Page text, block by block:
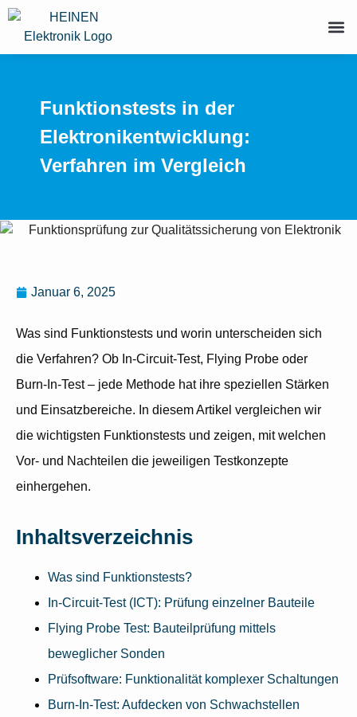
Funktionstests in der
Elektronikentwicklung:
Verfahren im Vergleich
Januar 6, 2025
Was sind Funktionstests und worin unterscheiden sich
die Verfahren? Ob In-Circuit-Test, Flying Probe oder
Burn-In-Test – jede Methode hat ihre speziellen Stärken
und Einsatzbereiche. In diesem Artikel vergleichen wir
die wichtigsten Funktionstests und zeigen, mit welchen
Vor- und Nachteilen die jeweiligen Testkonzepte
einhergehen.
Inhaltsverzeichnis
Was sind Funktionstests?
In-Circuit-Test (ICT): Prüfung einzelner Bauteile
Flying Probe Test: Bauteilprüfung mittels
beweglicher Sonden
Prüfsoftware: Funktionalität komplexer Schaltungen
Burn-In-Test: Aufdecken von Schwachstellen